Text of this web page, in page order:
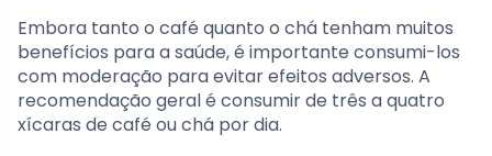
Embora tanto o café quanto o chá tenham muitos
benefícios para a saúde, é importante consumi-los
com moderação para evitar efeitos adversos. A
recomendação geral é consumir de três a quatro
xícaras de café ou chá por dia.